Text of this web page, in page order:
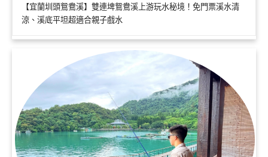
【宜蘭圳頭鴛鴦溪】雙連埤鴛鴦溪上游玩水秘境！免門票溪水清
涼、溪底平坦超適合親子戲水